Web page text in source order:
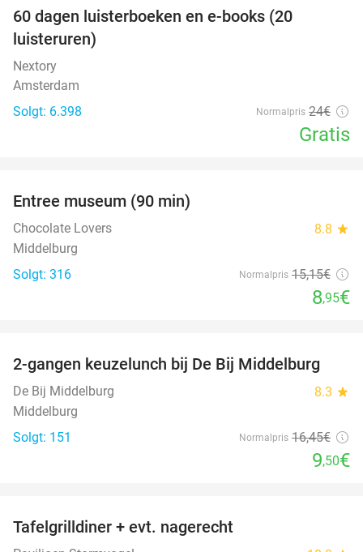
60 dagen luisterboeken en e-books (20
luisteruren)
Nextory
Amsterdam
Solgt: 6.398
Normalpris 24€
Gratis
Entree museum (90 min)
Chocolate Lovers 8.8 star
Middelburg
Solgt: 316
Normalpris 15,15€
8,95€
42%
2-gangen keuzelunch bij De Bij Middelburg
De Bij Middelburg 8.3 star
Middelburg
Solgt: 151
Normalpris 16,45€
9,50€
Tafelgrilldiner + evt. nagerecht